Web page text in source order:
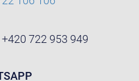
722 953 949